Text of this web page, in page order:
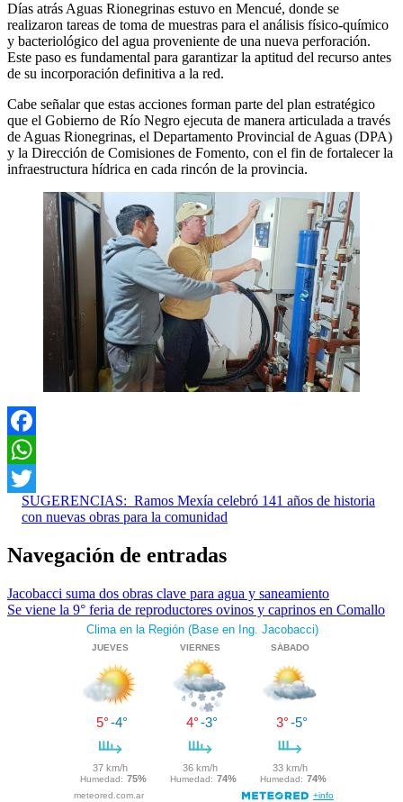
Días atrás Aguas Rionegrinas estuvo en Mencué, donde se
realizaron tareas de toma de muestras para el análisis físico-químico
y bacteriológico del agua proveniente de una nueva perforación.
Este paso es fundamental para garantizar la aptitud del recurso antes
de su incorporación definitiva a la red.
Cabe señalar que estas acciones forman parte del plan estratégico
que el Gobierno de Río Negro ejecuta de manera articulada a través
de Aguas Rionegrinas, el Departamento Provincial de Aguas (DPA)
y la Dirección de Comisiones de Fomento, con el fin de fortalecer la
infraestructura hídrica en cada rincón de la provincia.
Facebook
WhatsApp
Twitter
SUGERENCIAS: Ramos Mexía celebró 141 años de historia
con nuevas obras para la comunidad
Navegación de entradas
Jacobacci suma dos obras clave para agua y saneamiento
Se viene la 9° feria de reproductores ovinos y caprinos en Comallo